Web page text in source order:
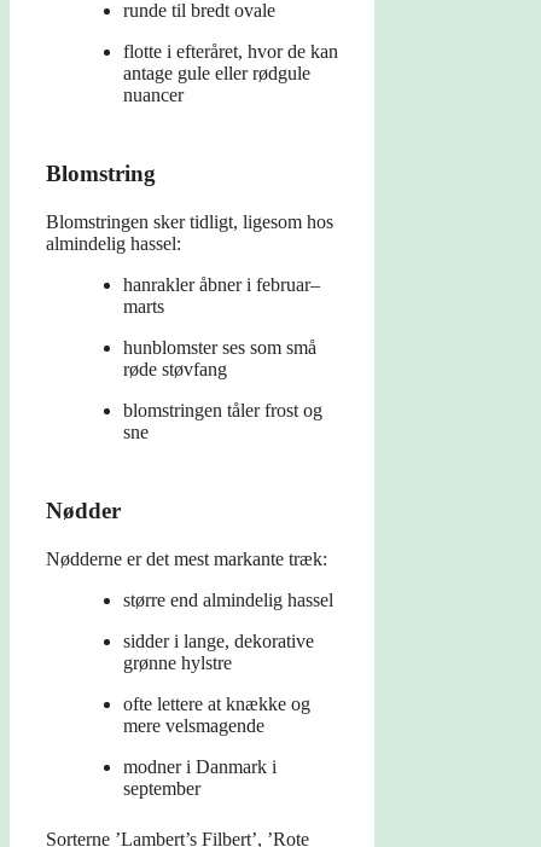
runde til bredt ovale
flotte i efteråret, hvor de kan
antage gule eller rødgule
nuancer
Blomstring
Blomstringen sker tidligt, ligesom hos
almindelig hassel:
hanrakler åbner i februar–
marts
hunblomster ses som små
røde støvfang
blomstringen tåler frost og
sne
Nødder
Nødderne er det mest markante træk:
større end almindelig hassel
sidder i lange, dekorative
grønne hylstre
ofte lettere at knække og
mere velsmagende
modner i Danmark i
september
Sorterne ’Lambert’s Filbert’, ’Rote